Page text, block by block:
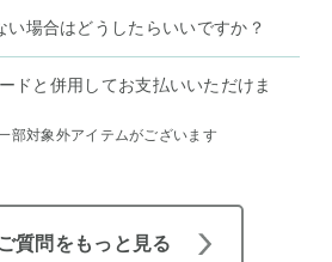
い場合はどうしたらいいですか？
ドと併用してお支払いいただけま
部対象外アイテムがございます
質問をもっと見る